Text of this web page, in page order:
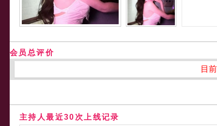
会员总评价
目
主持人最近30次上线记录